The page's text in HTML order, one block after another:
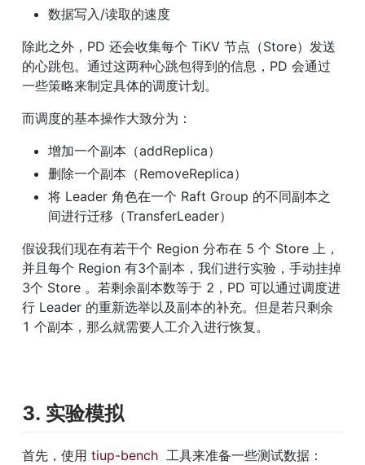
数据写入/读取的速度
除此之外，PD 还会收集每个 TiKV 节点（Store）发送
的心跳包。通过这两种心跳包得到的信息，PD 会通过
一些策略来制定具体的调度计划。
而调度的基本操作大致分为：
增加一个副本（addReplica）
删除一个副本（RemoveReplica）
将 Leader 角色在一个 Raft Group 的不同副本之
间进行迁移（TransferLeader）
假设我们现在有若干个 Region 分布在 5 个 Store 上，
并且每个 Region 有3个副本，我们进行实验，手动挂掉
3个 Store 。若剩余副本数等于 2，PD 可以通过调度进
行 Leader 的重新选举以及副本的补充。但是若只剩余
1 个副本，那么就需要人工介入进行恢复。
3. 实验模拟
首先，使用 tiup-bench
  工具来准备一些测试数据：